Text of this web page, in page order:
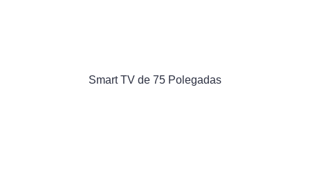
Smart TV de 75 Polegadas